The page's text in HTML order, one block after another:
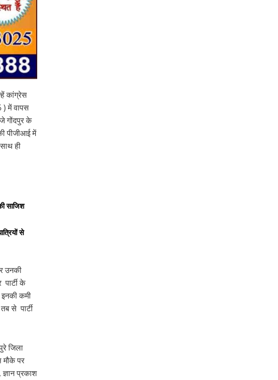
कांग्रेस
) में वापस
गोंदपुर के
पीजीआई में
ही
साजिश
से
उनकी
के
कमी
से पार्टी
जिला
मौके पर
प्रकाश